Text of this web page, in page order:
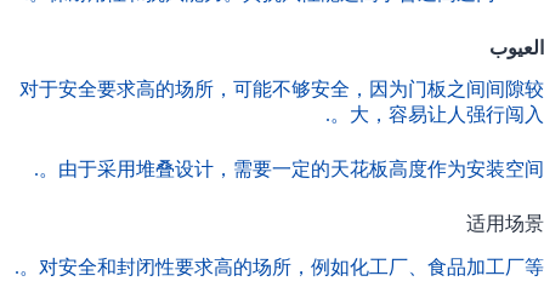
العيوب
对于安全要求高的场所，可能不够安全，因为门板之间间隙较
大，容易让人强行闯入。.
由于采用堆叠设计，需要一定的天花板高度作为安装空间。.
适用场景
对安全和封闭性要求高的场所，例如化工厂、食品加工厂等。.